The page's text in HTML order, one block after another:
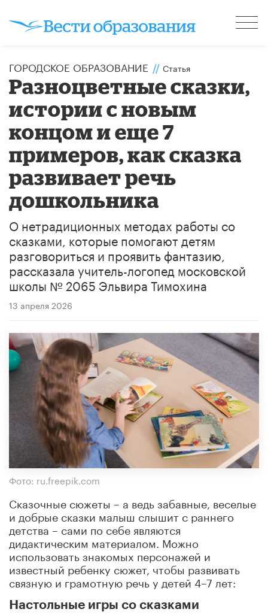
ГОРОДСКОЕ ОБРАЗОВАНИЕ // Статья
Разноцветные сказки,
истории с новым
концом и еще 7
примеров, как сказка
развивает речь
дошкольника
О нетрадиционных методах работы со
сказками, которые помогают детям
разговориться и проявить фантазию,
рассказала учитель-логопед московской
школы № 2065 Эльвира Тимохина
13 апреля 2026
Фото: ru.freepik.com
Сказочные сюжеты – а ведь забавные, веселые
и добрые сказки малыш слышит с раннего
детства – сами по себе являются
дидактическим материалом. Можно
использовать знакомых персонажей и
известный ребенку сюжет, чтобы развивать
связную и грамотную речь у детей 4–7 лет:
Настольные игры со сказками